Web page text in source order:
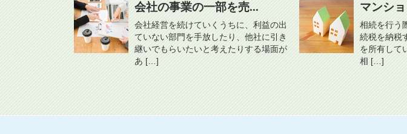
会社の事業の一部を売...
会社経営を続けていくうちに、利益の出
ていない部門を手放したり、他社に引き
継いでもらいたいと考えたりする場面が
あ […]
マンシ
相続を行う
続税を納税
を所有して
相 […]